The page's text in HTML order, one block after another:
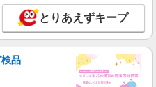
とりあえずキープ
品